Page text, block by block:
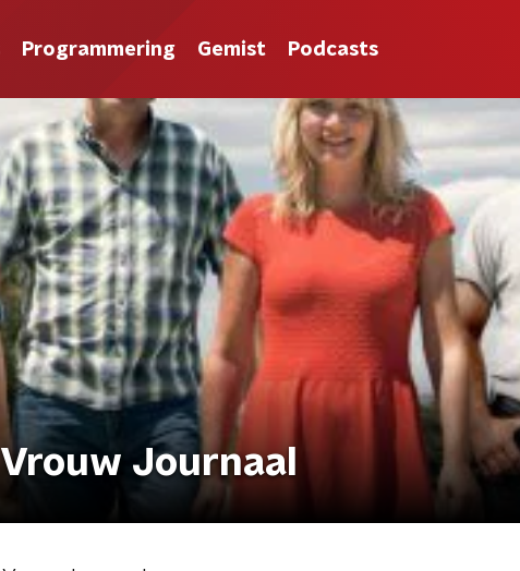
Programmering Gemist Podcasts
Journaal